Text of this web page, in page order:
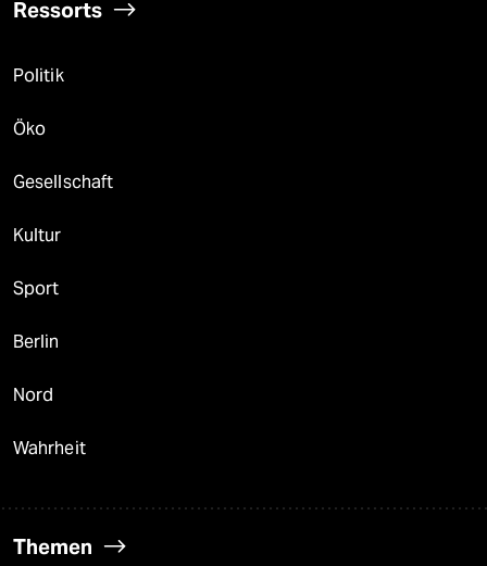
Ressorts
Politik
Öko
Gesellschaft
Kultur
Sport
Berlin
Nord
Wahrheit
Themen